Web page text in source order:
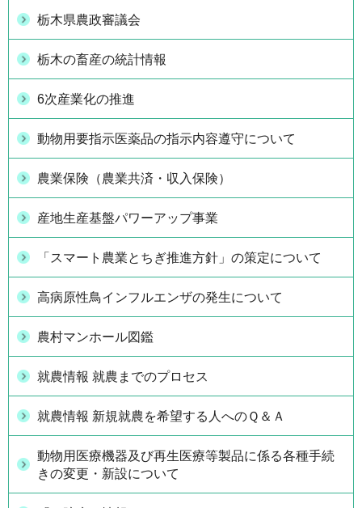
栃木県農政審議会
栃木の畜産の統計情報
6次産業化の推進
動物用要指示医薬品の指示内容遵守について
農業保険（農業共済・収入保険）
産地生産基盤パワーアップ事業
「スマート農業とちぎ推進方針」の策定について
高病原性鳥インフルエンザの発生について
農村マンホール図鑑
就農情報 就農までのプロセス
就農情報 新規就農を希望する人へのＱ＆Ａ
動物用医療機器及び再生医療等製品に係る各種手続
きの変更・新設について